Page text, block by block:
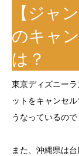
【ジャ
のキャ
は？
東京ディズニー
ットをキャンセ
うなっているので
また、沖縄県は